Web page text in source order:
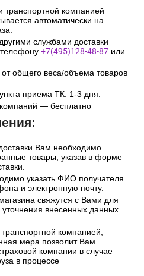
транспортной компанией
автоматически на
службами доставки
+7(495)128-48-87 или
общего веса/объема товаров
приема ТК: 1-3 дня.
— бесплатно
Вам необходимо
товары, указав в форме
указать ФИО получателя
и электронную почту.
свяжутся с Вами для
уточнения внесенных данных.
компанией,
мера позволит Вам
компании в случае
в процессе